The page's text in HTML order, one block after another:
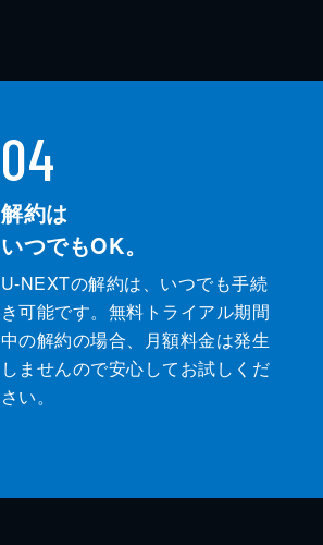
04
解約は
いつでもOK。
U-NEXTの解約は、いつでも手続
き可能です。無料トライアル期間
中の解約の場合、月額料金は発生
しませんので安心してお試しくだ
さい。